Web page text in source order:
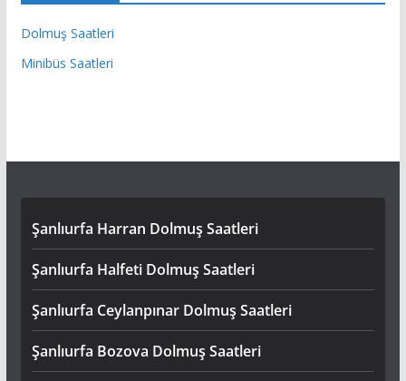
Dolmuş Saatleri
Minibüs Saatleri
Şanlıurfa Harran Dolmuş Saatleri
Şanlıurfa Halfeti Dolmuş Saatleri
Şanlıurfa Ceylanpınar Dolmuş Saatleri
Şanlıurfa Bozova Dolmuş Saatleri